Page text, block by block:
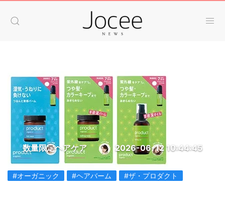
数量限定ヘアケア 2026-06-12 10:44:45
#オーガニック #ヘアバーム #ザ・プロダクト